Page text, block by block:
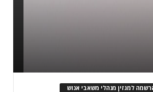
למגזין מנהלי משאבי אנוש